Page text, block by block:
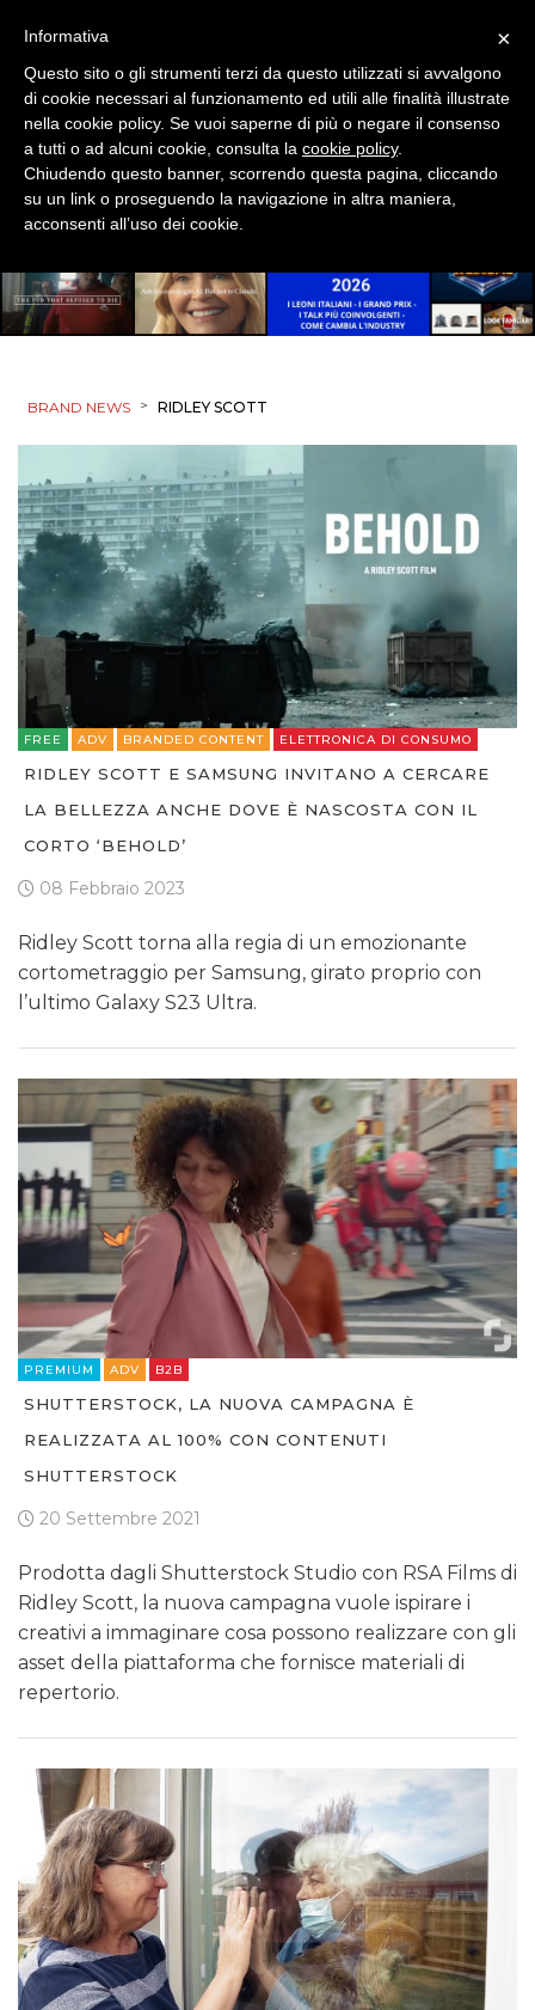
BRAND NEWS > RIDLEY SCOTT
FREE ADV BRANDED CONTENT ELETTRONICA DI CONSUMO
RIDLEY SCOTT E SAMSUNG INVITANO A CERCARE
LA BELLEZZA ANCHE DOVE È NASCOSTA CON IL
CORTO ‘BEHOLD’
08 Febbraio 2023
Ridley Scott torna alla regia di un emozionante
cortometraggio per Samsung, girato proprio con
l’ultimo Galaxy S23 Ultra.
PREMIUM ADV B2B
SHUTTERSTOCK, LA NUOVA CAMPAGNA È
REALIZZATA AL 100% CON CONTENUTI
SHUTTERSTOCK
20 Settembre 2021
Prodotta dagli Shutterstock Studio con RSA Films di
Ridley Scott, la nuova campagna vuole ispirare i
creativi a immaginare cosa possono realizzare con gli
asset della piattaforma che fornisce materiali di
repertorio.
×
Informativa
Questo sito o gli strumenti terzi da questo utilizzati si avvalgono
di cookie necessari al funzionamento ed utili alle finalità illustrate
nella cookie policy. Se vuoi saperne di più o negare il consenso
a tutti o ad alcuni cookie, consulta la cookie policy.
Chiudendo questo banner, scorrendo questa pagina, cliccando
su un link o proseguendo la navigazione in altra maniera,
acconsenti all’uso dei cookie.